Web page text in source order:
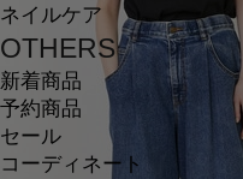
ネイルケア
OTHERS
新着商品
予約商品
セール
コーディネート